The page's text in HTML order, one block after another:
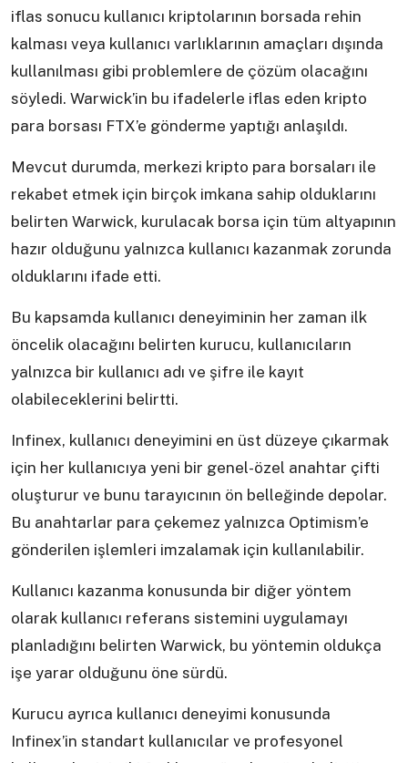
iflas sonucu kullanıcı kriptolarının borsada rehin
kalması veya kullanıcı varlıklarının amaçları dışında
kullanılması gibi problemlere de çözüm olacağını
söyledi. Warwick’in bu ifadelerle iflas eden kripto
para borsası FTX’e gönderme yaptığı anlaşıldı.
Mevcut durumda, merkezi kripto para borsaları ile
rekabet etmek için birçok imkana sahip olduklarını
belirten Warwick, kurulacak borsa için tüm altyapının
hazır olduğunu yalnızca kullanıcı kazanmak zorunda
olduklarını ifade etti.
Bu kapsamda kullanıcı deneyiminin her zaman ilk
öncelik olacağını belirten kurucu, kullanıcıların
yalnızca bir kullanıcı adı ve şifre ile kayıt
olabileceklerini belirtti.
Infinex, kullanıcı deneyimini en üst düzeye çıkarmak
için her kullanıcıya yeni bir genel-özel anahtar çifti
oluşturur ve bunu tarayıcının ön belleğinde depolar.
Bu anahtarlar para çekemez yalnızca Optimism’e
gönderilen işlemleri imzalamak için kullanılabilir.
Kullanıcı kazanma konusunda bir diğer yöntem
olarak kullanıcı referans sistemini uygulamayı
planladığını belirten Warwick, bu yöntemin oldukça
işe yarar olduğunu öne sürdü.
Kurucu ayrıca kullanıcı deneyimi konusunda
Infinex’in standart kullanıcılar ve profesyonel